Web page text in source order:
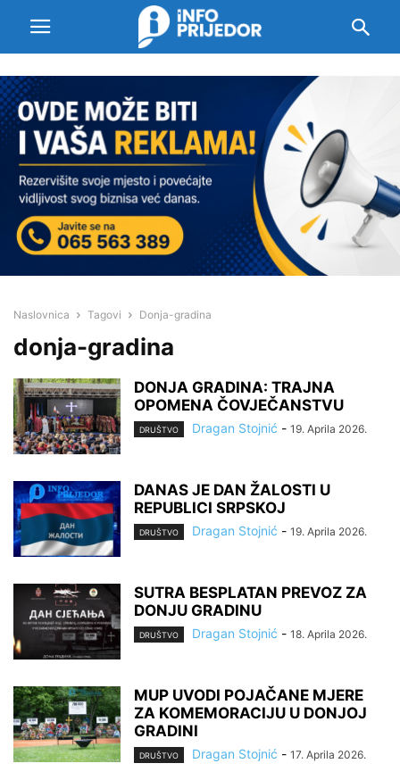
Naslovnica Tagovi Donja-gradina
donja-gradina
DONJA GRADINA: TRAJNA
OPOMENA ČOVJEČANSTVU
DRUŠTVO Dragan Stojnić - 19. Aprila 2026.
DANAS JE DAN ŽALOSTI U
REPUBLICI SRPSKOJ
DRUŠTVO Dragan Stojnić - 19. Aprila 2026.
SUTRA BESPLATAN PREVOZ ZA
DONJU GRADINU
DRUŠTVO Dragan Stojnić - 18. Aprila 2026.
MUP UVODI POJAČANE MJERE
ZA KOMEMORACIJU U DONJOJ
GRADINI
DRUŠTVO Dragan Stojnić - 17. Aprila 2026.